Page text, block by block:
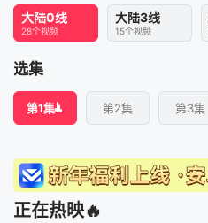
大陆0线
28个视频
大陆3线
15个视频
选集
第1集 第2集 第3集
正在热映🔥